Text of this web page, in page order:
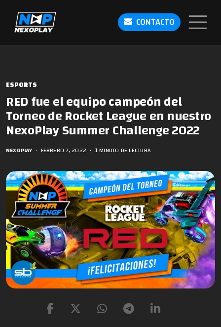
CONTACTO
ESPORTS
RED fue el equipo campeón del
Torneo de Rocket League en nuestro
NexoPlay Summer Challenge 2022
NEXOPLAY • FEBRERO 7, 2022 • 1 MINUTO DE LECTURA